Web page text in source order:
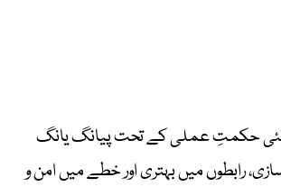
حکمتِ عملی کے تحت پیانگ یانگ
رابطوں میں بہتری اور خطے میں امن و